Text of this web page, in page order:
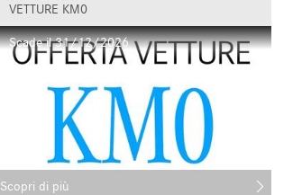
VETTURE KM0
Scade il 31/12/2026
Scopri di più